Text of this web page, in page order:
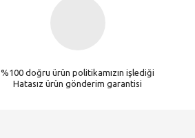
%100 doğru ürün politikamızın işlediği
Hatasız ürün gönderim garantisi